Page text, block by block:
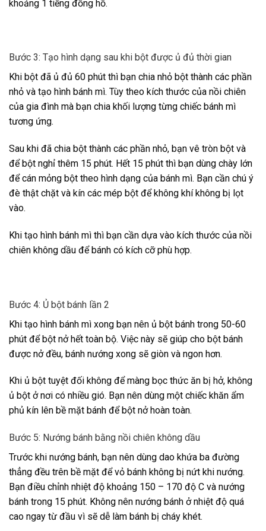
khoảng 1 tiếng đồng hồ.
Bước 3: Tạo hình dạng sau khi bột được ủ đủ thời gian
Khi bột đã ủ đủ 60 phút thì bạn chia nhỏ bột thành các phần
nhỏ và tạo hình bánh mì. Tùy theo kích thước của nồi chiên
của gia đình mà bạn chia khối lượng từng chiếc bánh mì
tương ứng.
Sau khi đã chia bột thành các phần nhỏ, bạn vê tròn bột và
để bột nghỉ thêm 15 phút. Hết 15 phút thì bạn dùng chày lớn
để cán mỏng bột theo hình dạng của bánh mì. Bạn cần chú ý
đè thật chặt và kín các mép bột để không khí không bị lọt
vào.
Khi tạo hình bánh mì thì bạn cần dựa vào kích thước của nồi
chiên không dầu để bánh có kích cỡ phù hợp.
Bước 4: Ủ bột bánh lần 2
Khi tạo hình bánh mì xong bạn nên ủ bột bánh trong 50-60
phút để bột nở hết toàn bộ. Việc này sẽ giúp cho bột bánh
được nở đều, bánh nướng xong sẽ giòn và ngon hơn.
Khi ủ bột tuyệt đối không để màng bọc thức ăn bị hở, không
ủ bột ở nơi có nhiều gió. Bạn nên dùng một chiếc khăn ẩm
phủ kín lên bề mặt bánh để bột nở hoàn toàn.
Bước 5: Nướng bánh bằng nồi chiên không dầu
Trước khi nướng bánh, bạn nên dùng dao khứa ba đường
thẳng đều trên bề mặt để vỏ bánh không bị nứt khi nướng.
Bạn điều chỉnh nhiệt độ khoảng 150 – 170 độ C và nướng
bánh trong 15 phút. Không nên nướng bánh ở nhiệt độ quá
cao ngay từ đầu vì sẽ dễ làm bánh bị cháy khét.